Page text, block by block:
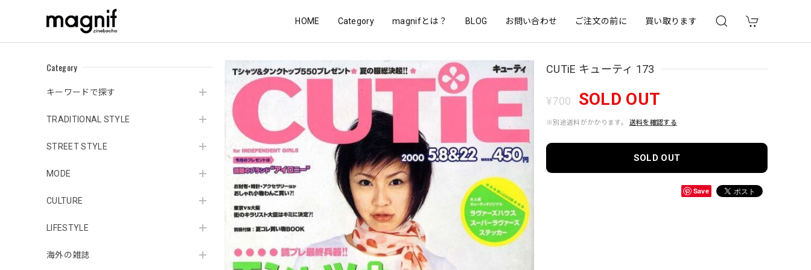
HOME Category magnifとは？ BLOG お問い合わせ ご注文の前に 買い取ります
Category
キーワードで探す
TRADITIONAL STYLE
STREET STYLE
MODE
CULTURE
LIFESTYLE
海外の雑誌
CUTiE キューティ 173
¥700 SOLD OUT
※別途送料がかかります。 送料を確認する
SOLD OUT
Save